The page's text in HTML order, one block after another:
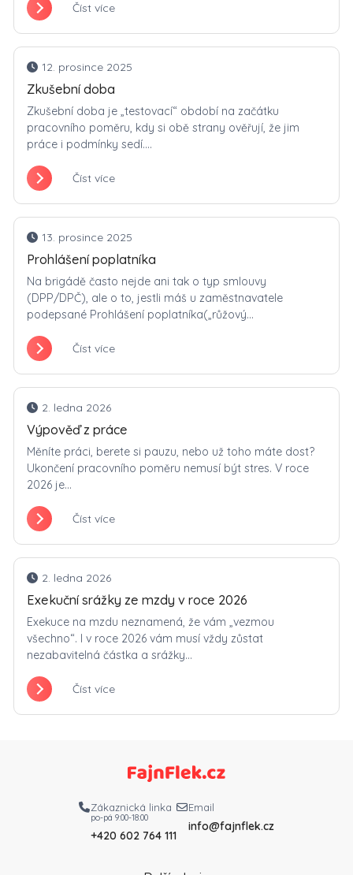
Číst více
12. prosince 2025
Zkušební doba
Zkušební doba je „testovací“ období na začátku
pracovního poměru, kdy si obě strany ověřují, že jim
práce i podmínky sedí....
Číst více
13. prosince 2025
Prohlášení poplatníka
Na brigádě často nejde ani tak o typ smlouvy
(DPP/DPČ), ale o to, jestli máš u zaměstnavatele
podepsané Prohlášení poplatníka(„růžový...
Číst více
2. ledna 2026
Výpověď z práce
Měníte práci, berete si pauzu, nebo už toho máte dost?
Ukončení pracovního poměru nemusí být stres. V roce
2026 je...
Číst více
2. ledna 2026
Exekuční srážky ze mzdy v roce 2026
Exekuce na mzdu neznamená, že vám „vezmou
všechno“. I v roce 2026 vám musí vždy zůstat
nezabavitelná částka a srážky...
Číst více
Zákaznická linka
po-pá 9:00-18:00
+420 602 764 111
Email
info@fajnflek.cz